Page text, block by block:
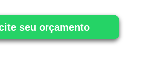
seu orçamento